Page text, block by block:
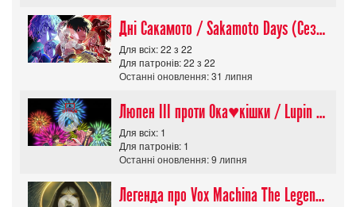
Дні Сакамото / Sakamoto Days (Сезон 1)
Для всіх: 22 з 22
Для патронів: 22 з 22
Останні оновлення: 31 липня
Люпен ІІІ проти Ока♥кішки / Lupin III vs Cats Eye Movie
Для всіх: 1
Для патронів: 1
Останні оновлення: 9 липня
Легенда про Vox Machina The Legend of Vox Machina (Сезон 4)